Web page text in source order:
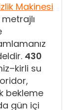
Makinesi
430
su
bekleme
gün içi